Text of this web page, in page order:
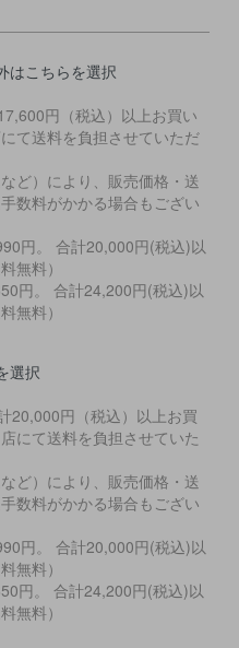
はこちらを選択
円（税込）以上お買い
て送料を負担させていただ
ど）により、販売価格・送
数料がかかる場合もござい
円。 合計20,000円(税込)以
無料）
円。 合計24,200円(税込)以
無料）
選択
円（税込）以上お買
にて送料を負担させていた
ど）により、販売価格・送
数料がかかる場合もござい
円。 合計20,000円(税込)以
無料）
円。 合計24,200円(税込)以
無料）